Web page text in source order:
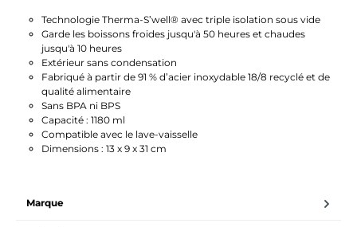
Technologie Therma-S’well® avec triple isolation sous vide
Garde les boissons froides jusqu'à 50 heures et chaudes
jusqu'à 10 heures
Extérieur sans condensation
Fabriqué à partir de 91 % d’acier inoxydable 18/8 recyclé et de
qualité alimentaire
Sans BPA ni BPS
Capacité : 1180 ml
Compatible avec le lave-vaisselle
Dimensions : 13 x 9 x 31 cm
Marque